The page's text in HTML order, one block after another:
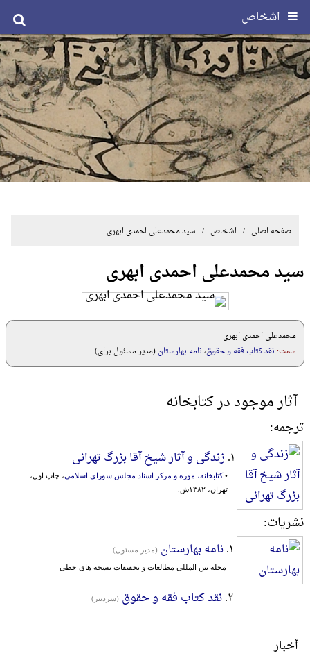
اشخاص
صفحه اصلی / اشخاص / سید محمدعلی احمدی ابهری
سید محمدعلی احمدی ابهری
محمدعلی احمدی ابهری
سمت: نقد کتاب فقه و حقوق،نامه بهارستان(مدير مسئول برای)
آثار موجود در کتابخانه
ترجمه:
۱. زندگی و آثار شیخ آقا بزرگ تهرانی
•کتابخانه، موزه و مرکز اسناد مجلس شورای اسلامی، چاپ اول،
تهران، ۱۳۸۲ش.
نشریات:
۱. نامه بهارستان (مدير مسئول)
مجله بین المللی مطالعات و تحقیقات نسخه های خطی
۲. نقد کتاب فقه و حقوق (سردبیر)
أخبار